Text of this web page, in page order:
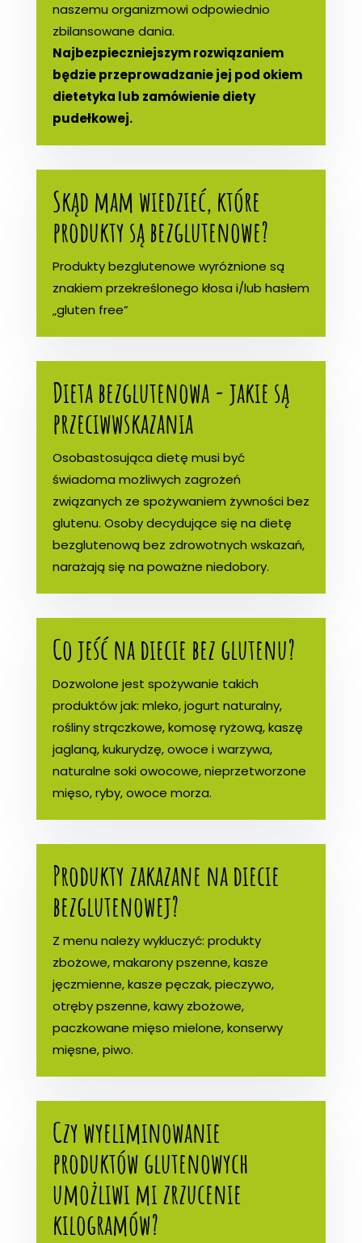
naszemu organizmowi odpowiednio
zbilansowane dania.
Najbezpieczniejszym rozwiązaniem
będzie przeprowadzanie jej pod okiem
dietetyka lub zamówienie diety
pudełkowej.
Skąd mam wiedzieć, które
produkty są bezglutenowe?
Produkty bezglutenowe wyróżnione są
znakiem przekreślonego kłosa i/lub hasłem
„gluten free”
Dieta bezglutenowa - jakie są
przeciwwskazania
Osobastosująca dietę musi być
świadoma możliwych zagrożeń
związanych ze spożywaniem żywności bez
glutenu. Osoby decydujące się na dietę
bezglutenową bez zdrowotnych wskazań,
narażają się na poważne niedobory.
Co jeść na diecie bez glutenu?
Dozwolone jest spożywanie takich
produktów jak: mleko, jogurt naturalny,
rośliny strączkowe, komosę ryżową, kaszę
jaglaną, kukurydzę, owoce i warzywa,
naturalne soki owocowe, nieprzetworzone
mięso, ryby, owoce morza.
Produkty zakazane na diecie
bezglutenowej?
Z menu należy wykluczyć: produkty
zbożowe, makarony pszenne, kasze
jęczmienne, kasze pęczak, pieczywo,
otręby pszenne, kawy zbożowe,
paczkowane mięso mielone, konserwy
mięsne, piwo.
Czy wyeliminowanie
produktów glutenowych
umożliwi mi zrzucenie
kilogramów?